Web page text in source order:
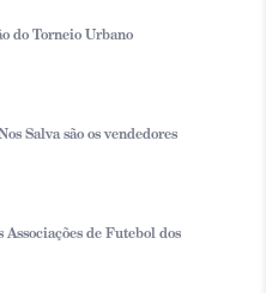
do Torneio Urbano
Salva são os vendedores
Associações de Futebol dos